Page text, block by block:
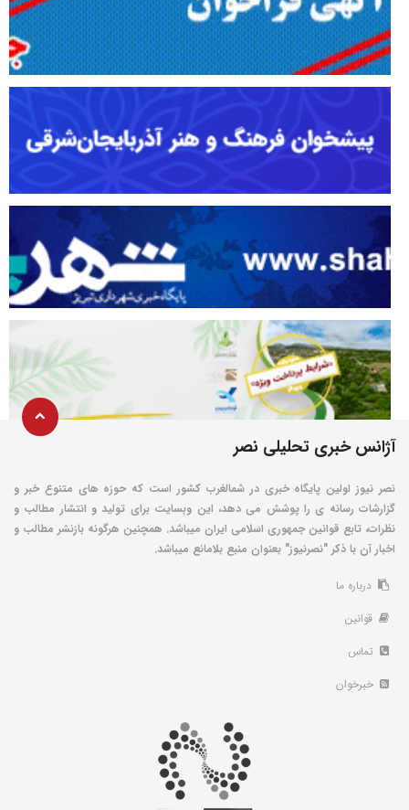
آژانس خبری تحلیلی نصر
نصر نیوز اولین پایگاه خبری در شمالغرب کشور است که حوزه های متنوع خبر و
گزارشات رسانه ی را پوشش می دهد، این وبسایت برای تولید و انتشار مطالب و
نظرات، تابع قوانین جمهوری اسلامی ایران میباشد. همچنین هرگونه بازنشر مطالب و
اخبار آن با ذکر "نصرنیوز" بعنوان منبع بلامانع میباشد.
درباره ما
قوانین
تماس
خبرخوان